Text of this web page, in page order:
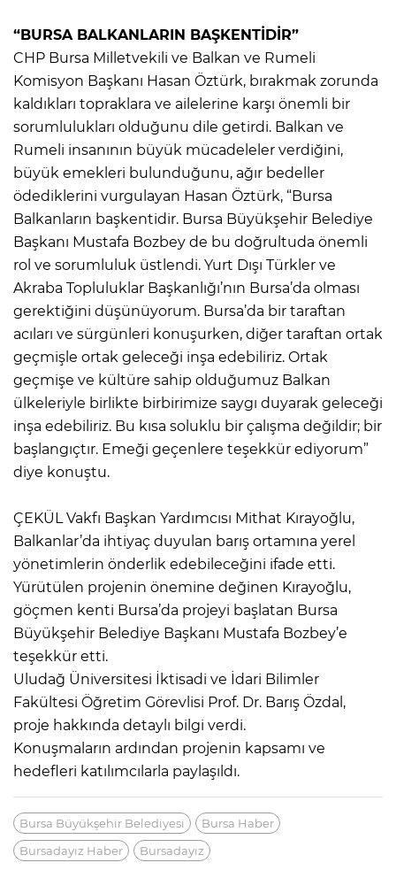
“BURSA BALKANLARIN BAŞKENTİDİR”
CHP Bursa Milletvekili ve Balkan ve Rumeli
Komisyon Başkanı Hasan Öztürk, bırakmak zorunda
kaldıkları topraklara ve ailelerine karşı önemli bir
sorumlulukları olduğunu dile getirdi. Balkan ve
Rumeli insanının büyük mücadeleler verdiğini,
büyük emekleri bulunduğunu, ağır bedeller
ödediklerini vurgulayan Hasan Öztürk, “Bursa
Balkanların başkentidir. Bursa Büyükşehir Belediye
Başkanı Mustafa Bozbey de bu doğrultuda önemli
rol ve sorumluluk üstlendi. Yurt Dışı Türkler ve
Akraba Topluluklar Başkanlığı’nın Bursa’da olması
gerektiğini düşünüyorum. Bursa’da bir taraftan
acıları ve sürgünleri konuşurken, diğer taraftan ortak
geçmişle ortak geleceği inşa edebiliriz. Ortak
geçmişe ve kültüre sahip olduğumuz Balkan
ülkeleriyle birlikte birbirimize saygı duyarak geleceği
inşa edebiliriz. Bu kısa soluklu bir çalışma değildir; bir
başlangıçtır. Emeği geçenlere teşekkür ediyorum”
diye konuştu.
ÇEKÜL Vakfı Başkan Yardımcısı Mithat Kırayoğlu,
Balkanlar’da ihtiyaç duyulan barış ortamına yerel
yönetimlerin önderlik edebileceğini ifade etti.
Yürütülen projenin önemine değinen Kırayoğlu,
göçmen kenti Bursa’da projeyi başlatan Bursa
Büyükşehir Belediye Başkanı Mustafa Bozbey’e
teşekkür etti.
Uludağ Üniversitesi İktisadi ve İdari Bilimler
Fakültesi Öğretim Görevlisi Prof. Dr. Barış Özdal,
proje hakkında detaylı bilgi verdi.
Konuşmaların ardından projenin kapsamı ve
hedefleri katılımcılarla paylaşıldı.
Bursa Büyükşehir Belediyesi
Bursa Haber
Bursadayız Haber
Bursadayız